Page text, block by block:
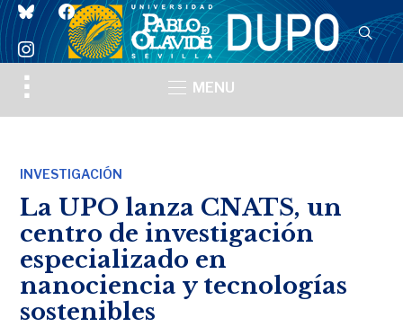
blueskyfacebook
instagram
Toggle
sidebar
MENU
INVESTIGACIÓN
La UPO lanza CNATS, un
centro de investigación
especializado en
nanociencia y tecnologías
sostenibles